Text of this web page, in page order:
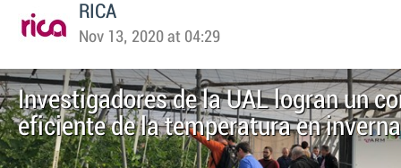
RICA
Nov 13, 2020 at 04:29
Investigadores de la UAL logran un
eficiente de la temperatura en